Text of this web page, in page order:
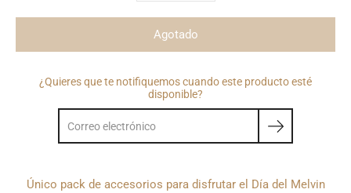
Agotado
¿Quieres que te notifiquemos cuando este producto esté
disponible?
Único pack de accesorios para disfrutar el Día del Melvin